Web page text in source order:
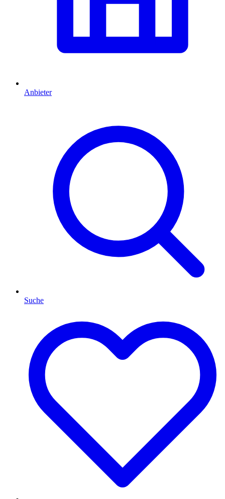
Anbieter
Suche